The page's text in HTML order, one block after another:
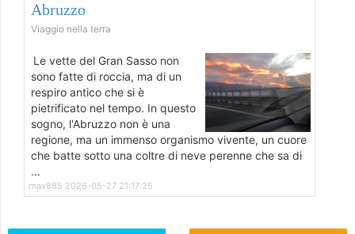
Abruzzo
Viaggio nella terra
Le vette del Gran Sasso non
sono fatte di roccia, ma di un
respiro antico che si è
pietrificato nel tempo. In questo
sogno, l'Abruzzo non è una
regione, ma un immenso organismo vivente, un cuore
che batte sotto una coltre di neve perenne che sa di
...
max885 2026-05-27 21:17:25